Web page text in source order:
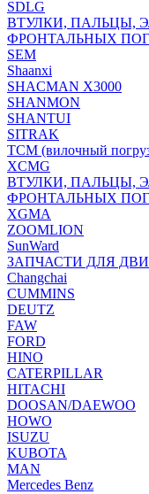
SDLG
ВТУЛКИ, ПАЛЬЦЫ,
ФРОНТАЛЬНЫХ
SEM
Shaanxi
SHACMAN X3000
SHANMON
SHANTUI
SITRAK
TCM (вилочный
XCMG
ВТУЛКИ, ПАЛЬЦЫ,
ФРОНТАЛЬНЫХ
XGMA
ZOOMLION
SunWard
ЗАПЧАСТИ ДЛЯ
Changchai
CUMMINS
DEUTZ
FAW
FORD
HINO
CATERPILLAR
HITACHI
DOOSAN/DAEWOO
HOWO
ISUZU
KUBOTA
MAN
Mercedes Benz